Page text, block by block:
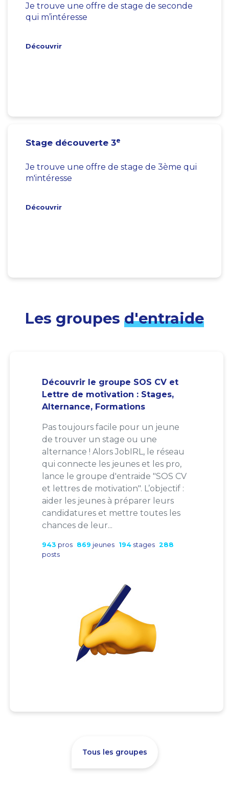
Je trouve une offre de stage de seconde
qui m’intéresse
Découvrir
Stage découverte 3e
Je trouve une offre de stage de 3ème qui
m'intéresse
Découvrir
Les groupes d'entraide
Découvrir le groupe SOS CV et
Lettre de motivation : Stages,
Alternance, Formations
Pas toujours facile pour un jeune
de trouver un stage ou une
alternance ! Alors JobIRL, le réseau
qui connecte les jeunes et les pro,
lance le groupe d'entraide "SOS CV
et lettres de motivation". L’objectif :
aider les jeunes à préparer leurs
candidatures et mettre toutes les
chances de leur...
943 pros 869 jeunes 194 stages 288
posts
Tous les groupes